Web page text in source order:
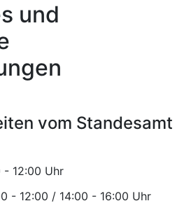
und
vom Standesamt
Uhr
Uhr